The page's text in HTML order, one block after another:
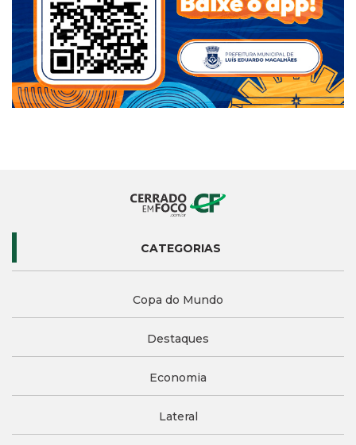
CATEGORIAS
Copa do Mundo
Destaques
Economia
Lateral